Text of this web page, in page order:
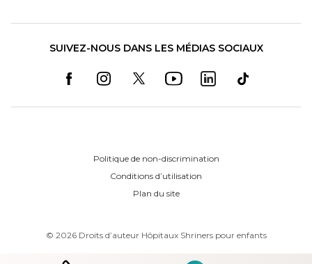
SUIVEZ-NOUS DANS LES MÉDIAS SOCIAUX
Politique de non-discrimination
Conditions d’utilisation
Plan du site
© 2026 Droits d’auteur Hôpitaux Shriners pour enfants